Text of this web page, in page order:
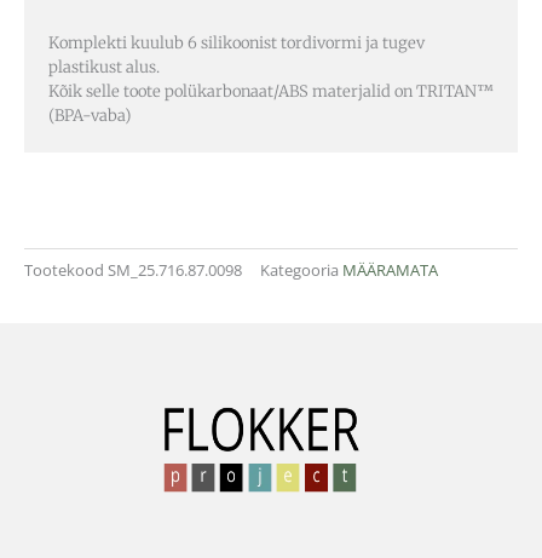
Komplekti kuulub 6 silikoonist tordivormi ja tugev
plastikust alus.
Kõik selle toote polükarbonaat/ABS materjalid on TRITAN™
(BPA-vaba)
Tootekood SM_25.716.87.0098 Kategooria MÄÄRAMATA